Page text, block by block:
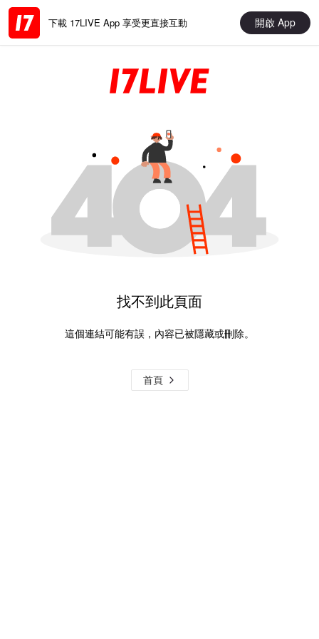
下載 17LIVE App 享受更直接互動 開啟 App
找不到此頁面
這個連結可能有誤，內容已被隱藏或刪除。
首頁